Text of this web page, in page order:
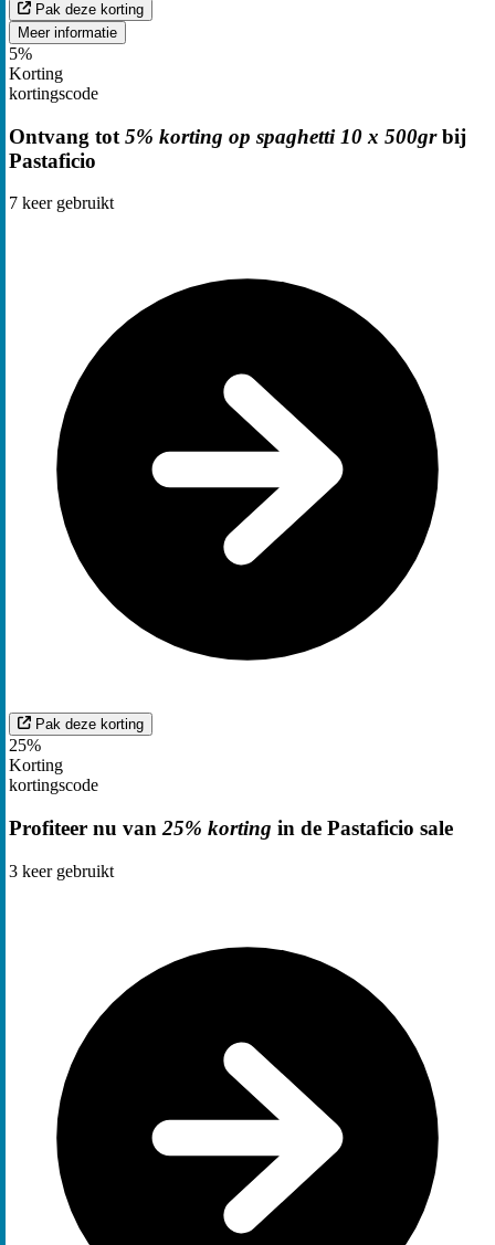
Pak deze korting
Meer informatie
5%
Korting
kortingscode
Ontvang tot 5% korting op spaghetti 10 x 500grbij
Pastaficio
7 keer gebruikt
Pak deze korting
25%
Korting
kortingscode
Profiteer nu van 25% korting in de Pastaficio sale
3 keer gebruikt